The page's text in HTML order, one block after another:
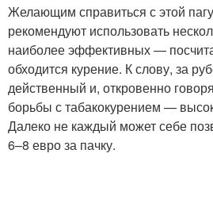
Желающим справиться с этой
рекомендуют использовать
наиболее эффективных —
обходится курение. К слову, за
действенный и, откровенно
борьбы с табакокурением —
Далеко не каждый может себе
6–8 евро за пачку.